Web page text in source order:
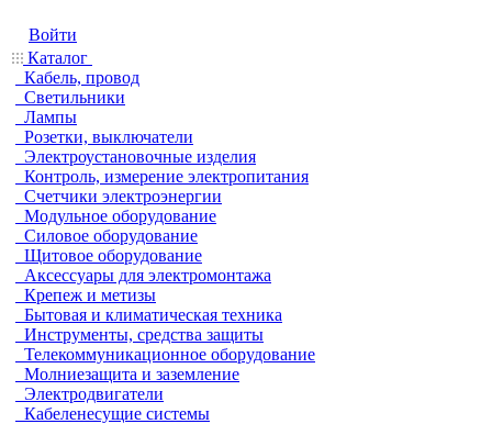
Войти
Каталог
Кабель, провод
Светильники
Лампы
Розетки, выключатели
Электроустановочные изделия
Контроль, измерение электропитания
Счетчики электроэнергии
Модульное оборудование
Силовое оборудование
Щитовое оборудование
Аксессуары для электромонтажа
Крепеж и метизы
Бытовая и климатическая техника
Инструменты, средства защиты
Телекоммуникационное оборудование
Молниезащита и заземление
Электродвигатели
Кабеленесущие системы